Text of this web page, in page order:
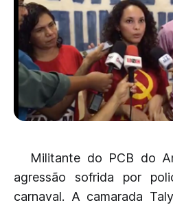
Militante do PCB do
agressão sofrida por
carnaval. A camarada